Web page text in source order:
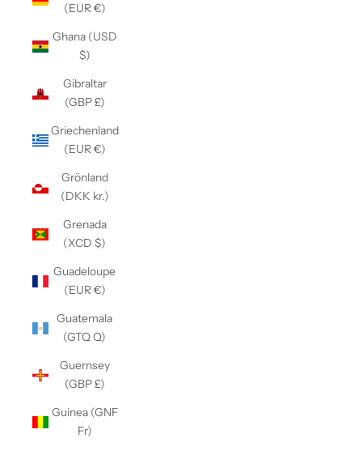
(EUR €)
Ghana (USD
$)
Gibraltar
(GBP £)
Griechenland
(EUR €)
Grönland
(DKK kr.)
Grenada
(XCD $)
Guadeloupe
(EUR €)
Guatemala
(GTQ Q)
Guernsey
(GBP £)
Guinea (GNF
Fr)